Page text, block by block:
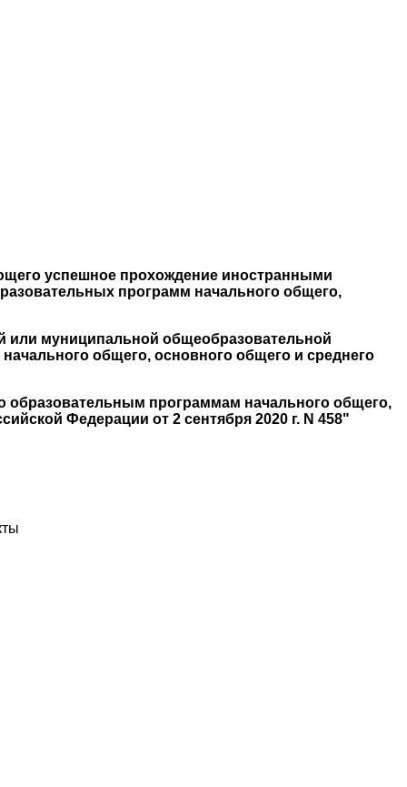
успешное прохождение иностранными
программ начального общего,
или муниципальной общеобразовательной
общего, основного общего и среднего
образовательным программам начального общего,
Федерации от 2 сентября 2020 г. N 458"